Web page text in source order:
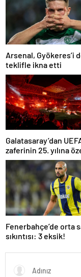
Arsenal, Gyökeres’i
teklifle ikna etti
Galatasaray’dan
zaferinin 25. yılına
buluşma!
Fenerbahçe’de orta
sıkıntısı: 3 eksik!